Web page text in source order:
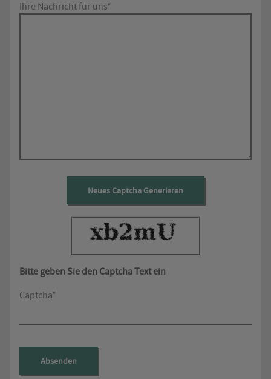
Ihre Nachricht für uns*
Neues Captcha Generieren
Bitte geben Sie den Captcha Text ein
Captcha*
Absenden